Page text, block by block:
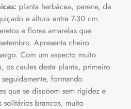
planta herbácea, perene, de
e altura entre 7-30 cm.
e flores amarelas que
Apresenta cheiro
Com um aspecto muito
os caules desta planta, primeiro
formando
que se dispõem sem rigidez e
solitários brancos, muito